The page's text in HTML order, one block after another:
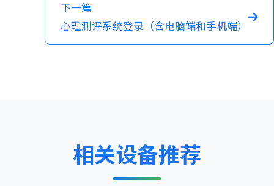
下一篇
心理测评系统登录（含电脑端和手机端）
相关设备推荐